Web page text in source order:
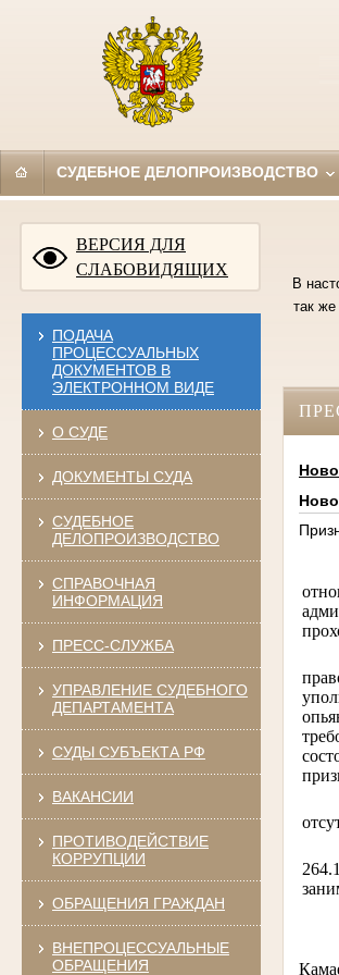
СУДЕБНОЕ ДЕЛОПРОИЗВОДСТВО
ВЕРСИЯ ДЛЯ
СЛАБОВИДЯЩИХ
ПОДАЧА
ПРОЦЕССУАЛЬНЫХ
ДОКУМЕНТОВ В
ЭЛЕКТРОННОМ ВИДЕ
О СУДЕ
ДОКУМЕНТЫ СУДА
СУДЕБНОЕ
ДЕЛОПРОИЗВОДСТВО
СПРАВОЧНАЯ
ИНФОРМАЦИЯ
ПРЕСС-СЛУЖБА
УПРАВЛЕНИЕ СУДЕБНОГО
ДЕПАРТАМЕНТА
СУДЫ СУБЪЕКТА РФ
ВАКАНСИИ
ПРОТИВОДЕЙСТВИЕ
КОРРУПЦИИ
ОБРАЩЕНИЯ ГРАЖДАН
ВНЕПРОЦЕССУАЛЬНЫЕ
ОБРАЩЕНИЯ
В
так